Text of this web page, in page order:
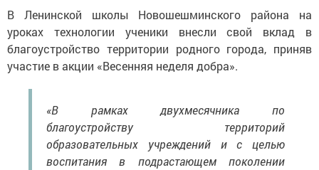
В Ленинской школы Новошешминского района на
уроках технологии ученики внесли свой вклад в
благоустройство территории родного города, приняв
участие в акции «Весенняя неделя добра».
«В рамках двухмесячника по
благоустройству территорий
образовательных учреждений и с целью
воспитания в подрастающем поколении